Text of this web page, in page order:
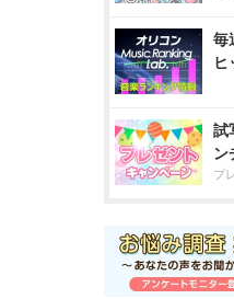
毎
ヒ
試
ン
プ